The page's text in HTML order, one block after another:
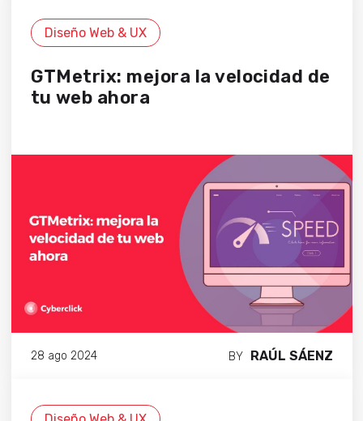
Diseño Web & UX
GTMetrix: mejora la velocidad de
tu web ahora
28 ago 2024 BY RAÚL SÁENZ